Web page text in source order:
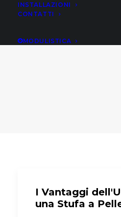
INSTALLAZIONI
CONTATTI
MODULISTICA
Costi di
I Vantaggi
una Stufa a